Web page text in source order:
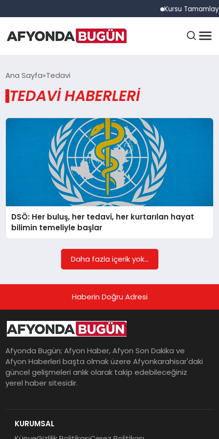
Kursu
ANASAYFA
EKONOMI
SIYASET
SPOR
Ana Sayfa Tedavi
TEDAVI HABERLERI
DSÖ: Her buluş, her tedavi, her kurtarılan hayat
bilimin temeliyle başlar
Daha fazla içerik yok...
Haberin Doğru Adresi
Afyonda Bugün; Afyon Haber, Afyon Son Dakika ve
Afyon Haberleri başta olmak üzere Afyonkarahisar'daki
güncel gelişmeleri anlık olarak takip edebileceğiniz
yerel haber sitesidir.
KURUMSAL